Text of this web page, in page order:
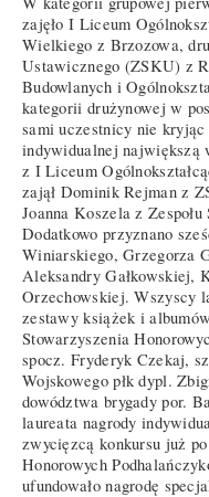
zajęło I Liceum
Wielkiego z Brzozowa,
Ustawicznego (ZSKU) z
Budowlanych i
kategorii drużynowej w
sami uczestnicy nie
indywidualnej największą
z I Liceum
zajął Dominik Rejman z
Joanna Koszela z
Dodatkowo przyznano
Winiarskiego, Grzegorza
Aleksandry Gałkowskiej,
Orzechowskiej. Wszyscy
zestawy książek i
Stowarzyszenia
spocz. Fryderyk Czekaj,
Wojskowego płk dypl.
dowództwa brygady por.
laureata nagrody
zwycięzcą konkursu już
Honorowych
ufundowało nagrodę